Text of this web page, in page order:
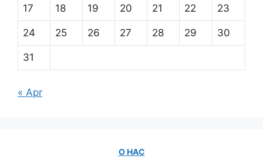
17 18 19 20 21 22 23
24 25 26 27 28 29 30
31
« Apr
О НАС